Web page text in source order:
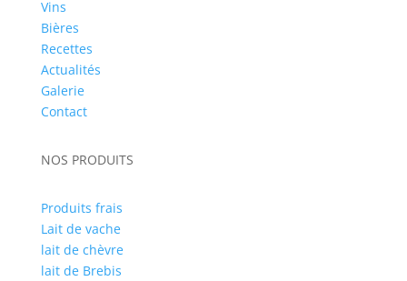
Vins
Bières
Recettes
Actualités
Galerie
Contact
NOS PRODUITS
Produits frais
Lait de vache
lait de chèvre
lait de Brebis